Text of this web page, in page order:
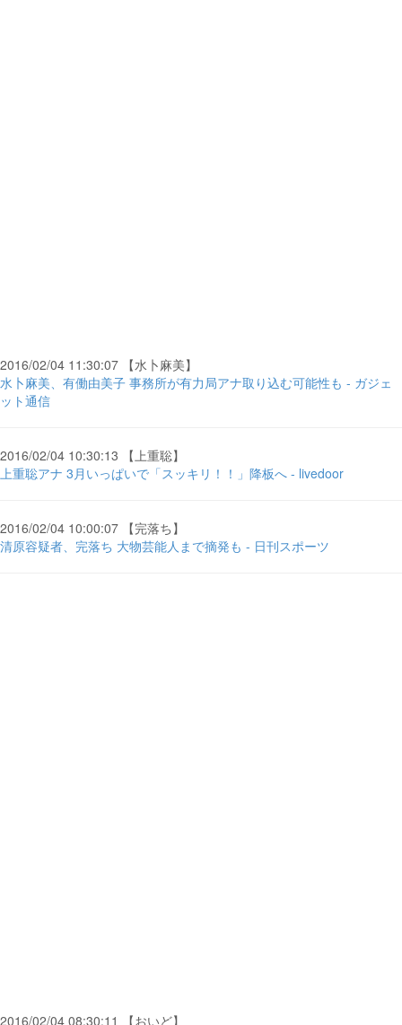
2016/02/04 11:30:07 【水卜麻美】
水卜麻美、有働由美子 事務所が有力局アナ取り込む可能性も - ガジェ
ット通信
2016/02/04 10:30:13 【上重聡】
上重聡アナ 3月いっぱいで「スッキリ！！」降板へ - livedoor
2016/02/04 10:00:07 【完落ち】
清原容疑者、完落ち 大物芸能人まで摘発も - 日刊スポーツ
2016/02/04 08:30:11 【おいど】